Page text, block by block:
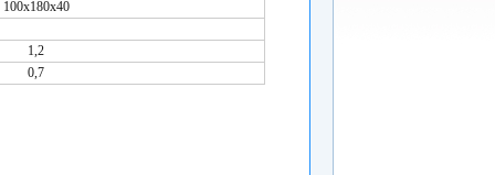
100х180х40
1,2
0,7